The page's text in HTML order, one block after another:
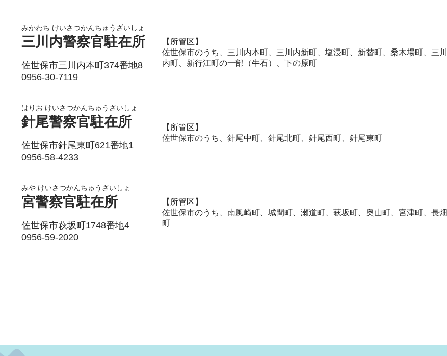
みかわち けいさつかんちゅうざいしょ
三川内警察官駐在所
佐世保市三川内本町374番地8
0956-30-7119
【所管区】
佐世保市のうち、三川内本町、三川内新町、塩浸町、新替町、桑木場町、三川
内町、新行江町の一部（牛石）、下の原町
はりお けいさつかんちゅうざいしょ
針尾警察官駐在所
佐世保市針尾東町621番地1
0956-58-4233
【所管区】
佐世保市のうち、針尾中町、針尾北町、針尾西町、針尾東町
みや けいさつかんちゅうざいしょ
宮警察官駐在所
佐世保市萩坂町1748番地4
0956-59-2020
【所管区】
佐世保市のうち、南風崎町、城間町、瀬道町、萩坂町、奥山町、宮津町、長畑
町